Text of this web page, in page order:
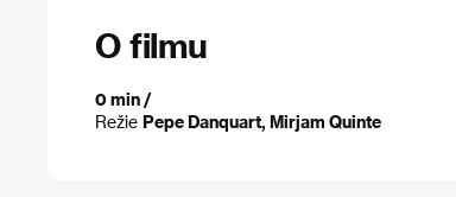
O filmu
0 min /
Režie Pepe Danquart, Mirjam Quinte